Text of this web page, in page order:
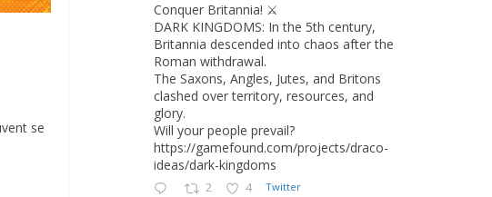
se
Conquer Britannia! ⚔️
DARK KINGDOMS: In the 5th century,
Britannia descended into chaos after the
Roman withdrawal.
The Saxons, Angles, Jutes, and Britons
clashed over territory, resources, and
glory.
Will your people prevail?
https://gamefound.com/projects/draco-
ideas/dark-kingdoms
2 4 Twitter